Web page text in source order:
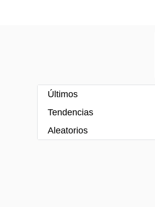
Últimos
Tendencias
Aleatorios